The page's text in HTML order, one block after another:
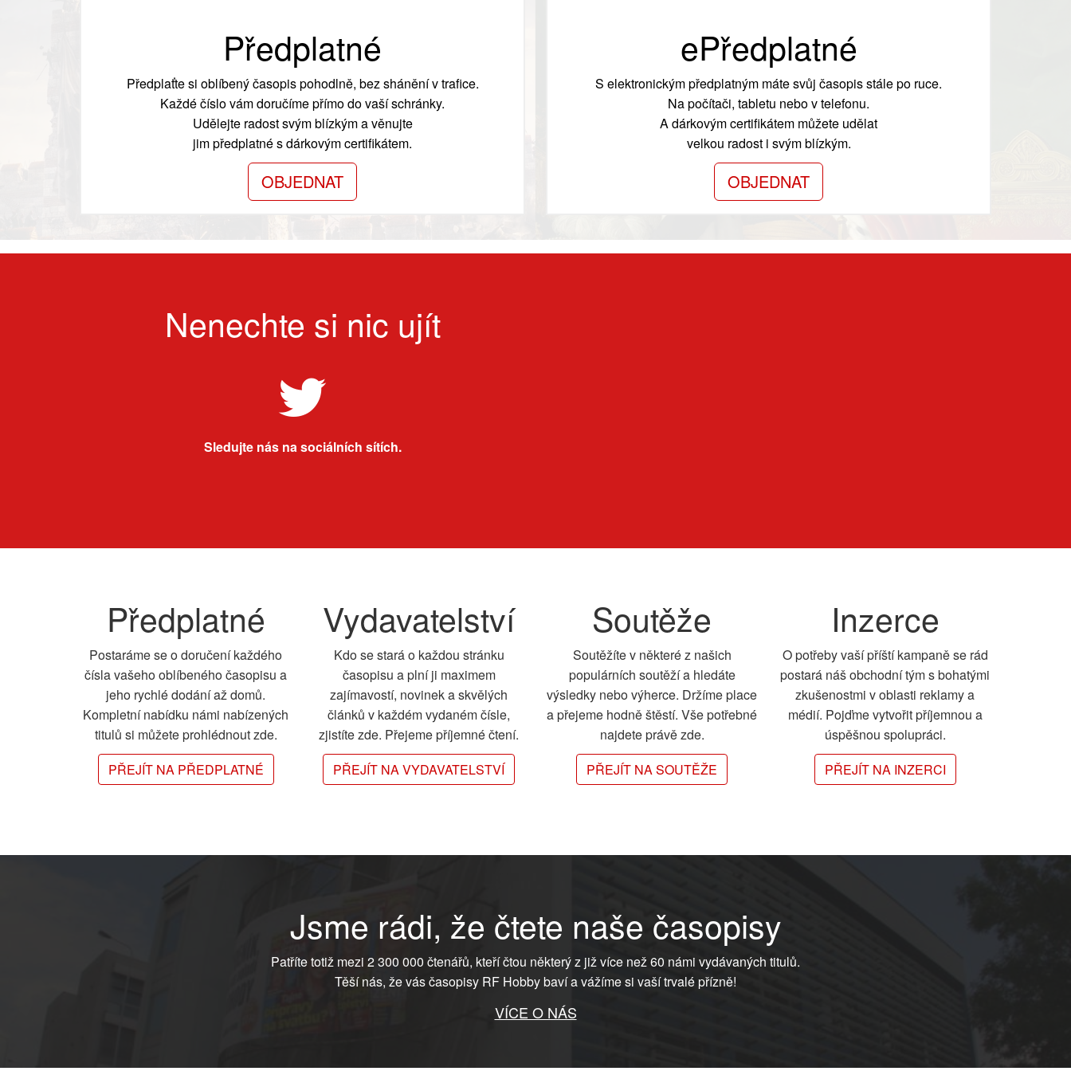
Předplatné
Předplaťte si oblíbený časopis pohodlně, bez shánění v trafice.
Každé číslo vám doručíme přímo do vaší schránky.
Udělejte radost svým blízkým a věnujte
jim předplatné s dárkovým certifikátem.
OBJEDNAT
ePředplatné
S elektronickým předplatným máte svůj časopis stále po ruce.
Na počítači, tabletu nebo v telefonu.
A dárkovým certifikátem můžete udělat
velkou radost i svým blízkým.
OBJEDNAT
Nenechte si nic ujít
Sledujte nás na sociálních sítích.
Předplatné
Postaráme se o doručení každého
čísla vašeho oblíbeného časopisu a
jeho rychlé dodání až domů.
Kompletní nabídku námi nabízených
titulů si můžete prohlédnout zde.
PŘEJÍT NA PŘEDPLATNÉ
Vydavatelství
Kdo se stará o každou stránku
časopisu a plní ji maximem
zajímavostí, novinek a skvělých
článků v každém vydaném čísle,
zjistíte zde. Přejeme příjemné čtení.
PŘEJÍT NA VYDAVATELSTVÍ
Soutěže
Soutěžíte v některé z našich
populárních soutěží a hledáte
výsledky nebo výherce. Držíme place
a přejeme hodně štěstí. Vše potřebné
najdete právě zde.
PŘEJÍT NA SOUTĚŽE
Inzerce
O potřeby vaší příští kampaně se rád
postará náš obchodní tým s bohatými
zkušenostmi v oblasti reklamy a
médií. Pojďme vytvořit příjemnou a
úspěšnou spolupráci.
PŘEJÍT NA INZERCI
Jsme rádi, že čtete naše časopisy
Patříte totiž mezi 2 300 000 čtenářů, kteří čtou některý z již více než 60 námi vydávaných titulů.
Těší nás, že vás časopisy RF Hobby baví a vážíme si vaší trvalé přízně!
VÍCE O NÁS